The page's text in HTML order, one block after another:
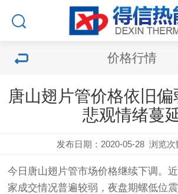
价格行情
唐山翅片管价格依旧
悲观情绪蔓
发布日期：2020-05-28 浏览次
今日唐山翅片管市场价格继续下调。
家成交情况普遍较弱，夜盘期螺低位震